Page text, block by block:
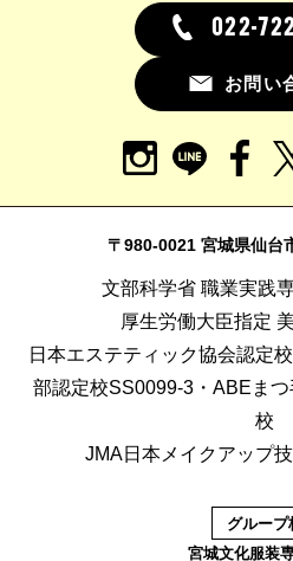
022-
お問い
〒980-0021 宮城県仙台
文部科学省 職業実践
厚生労働大臣指定
日本エステティック協会認定
部認定校SS0099-3・ABEま
校
JMA日本メイクアップ
グループ
宮城文化服装